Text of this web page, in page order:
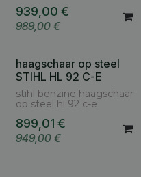
939,00 €
989,00€
haagschaar op steel
STIHL HL 92 C-E
stihl benzine haagschaar
op steel hl 92 c-e
899,01 €
949,00€